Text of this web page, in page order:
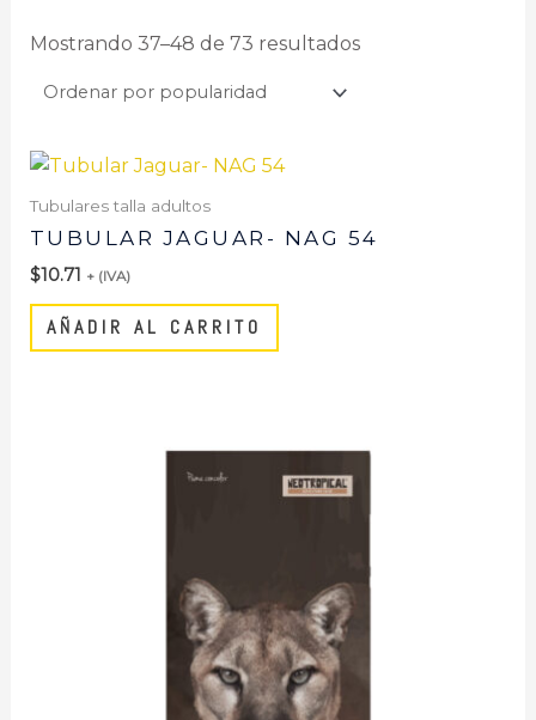
Mostrando 37–48 de 73 resultados
Tubulares talla adultos
TUBULAR JAGUAR- NAG 54
$10.71 + (IVA)
AÑADIR AL CARRITO